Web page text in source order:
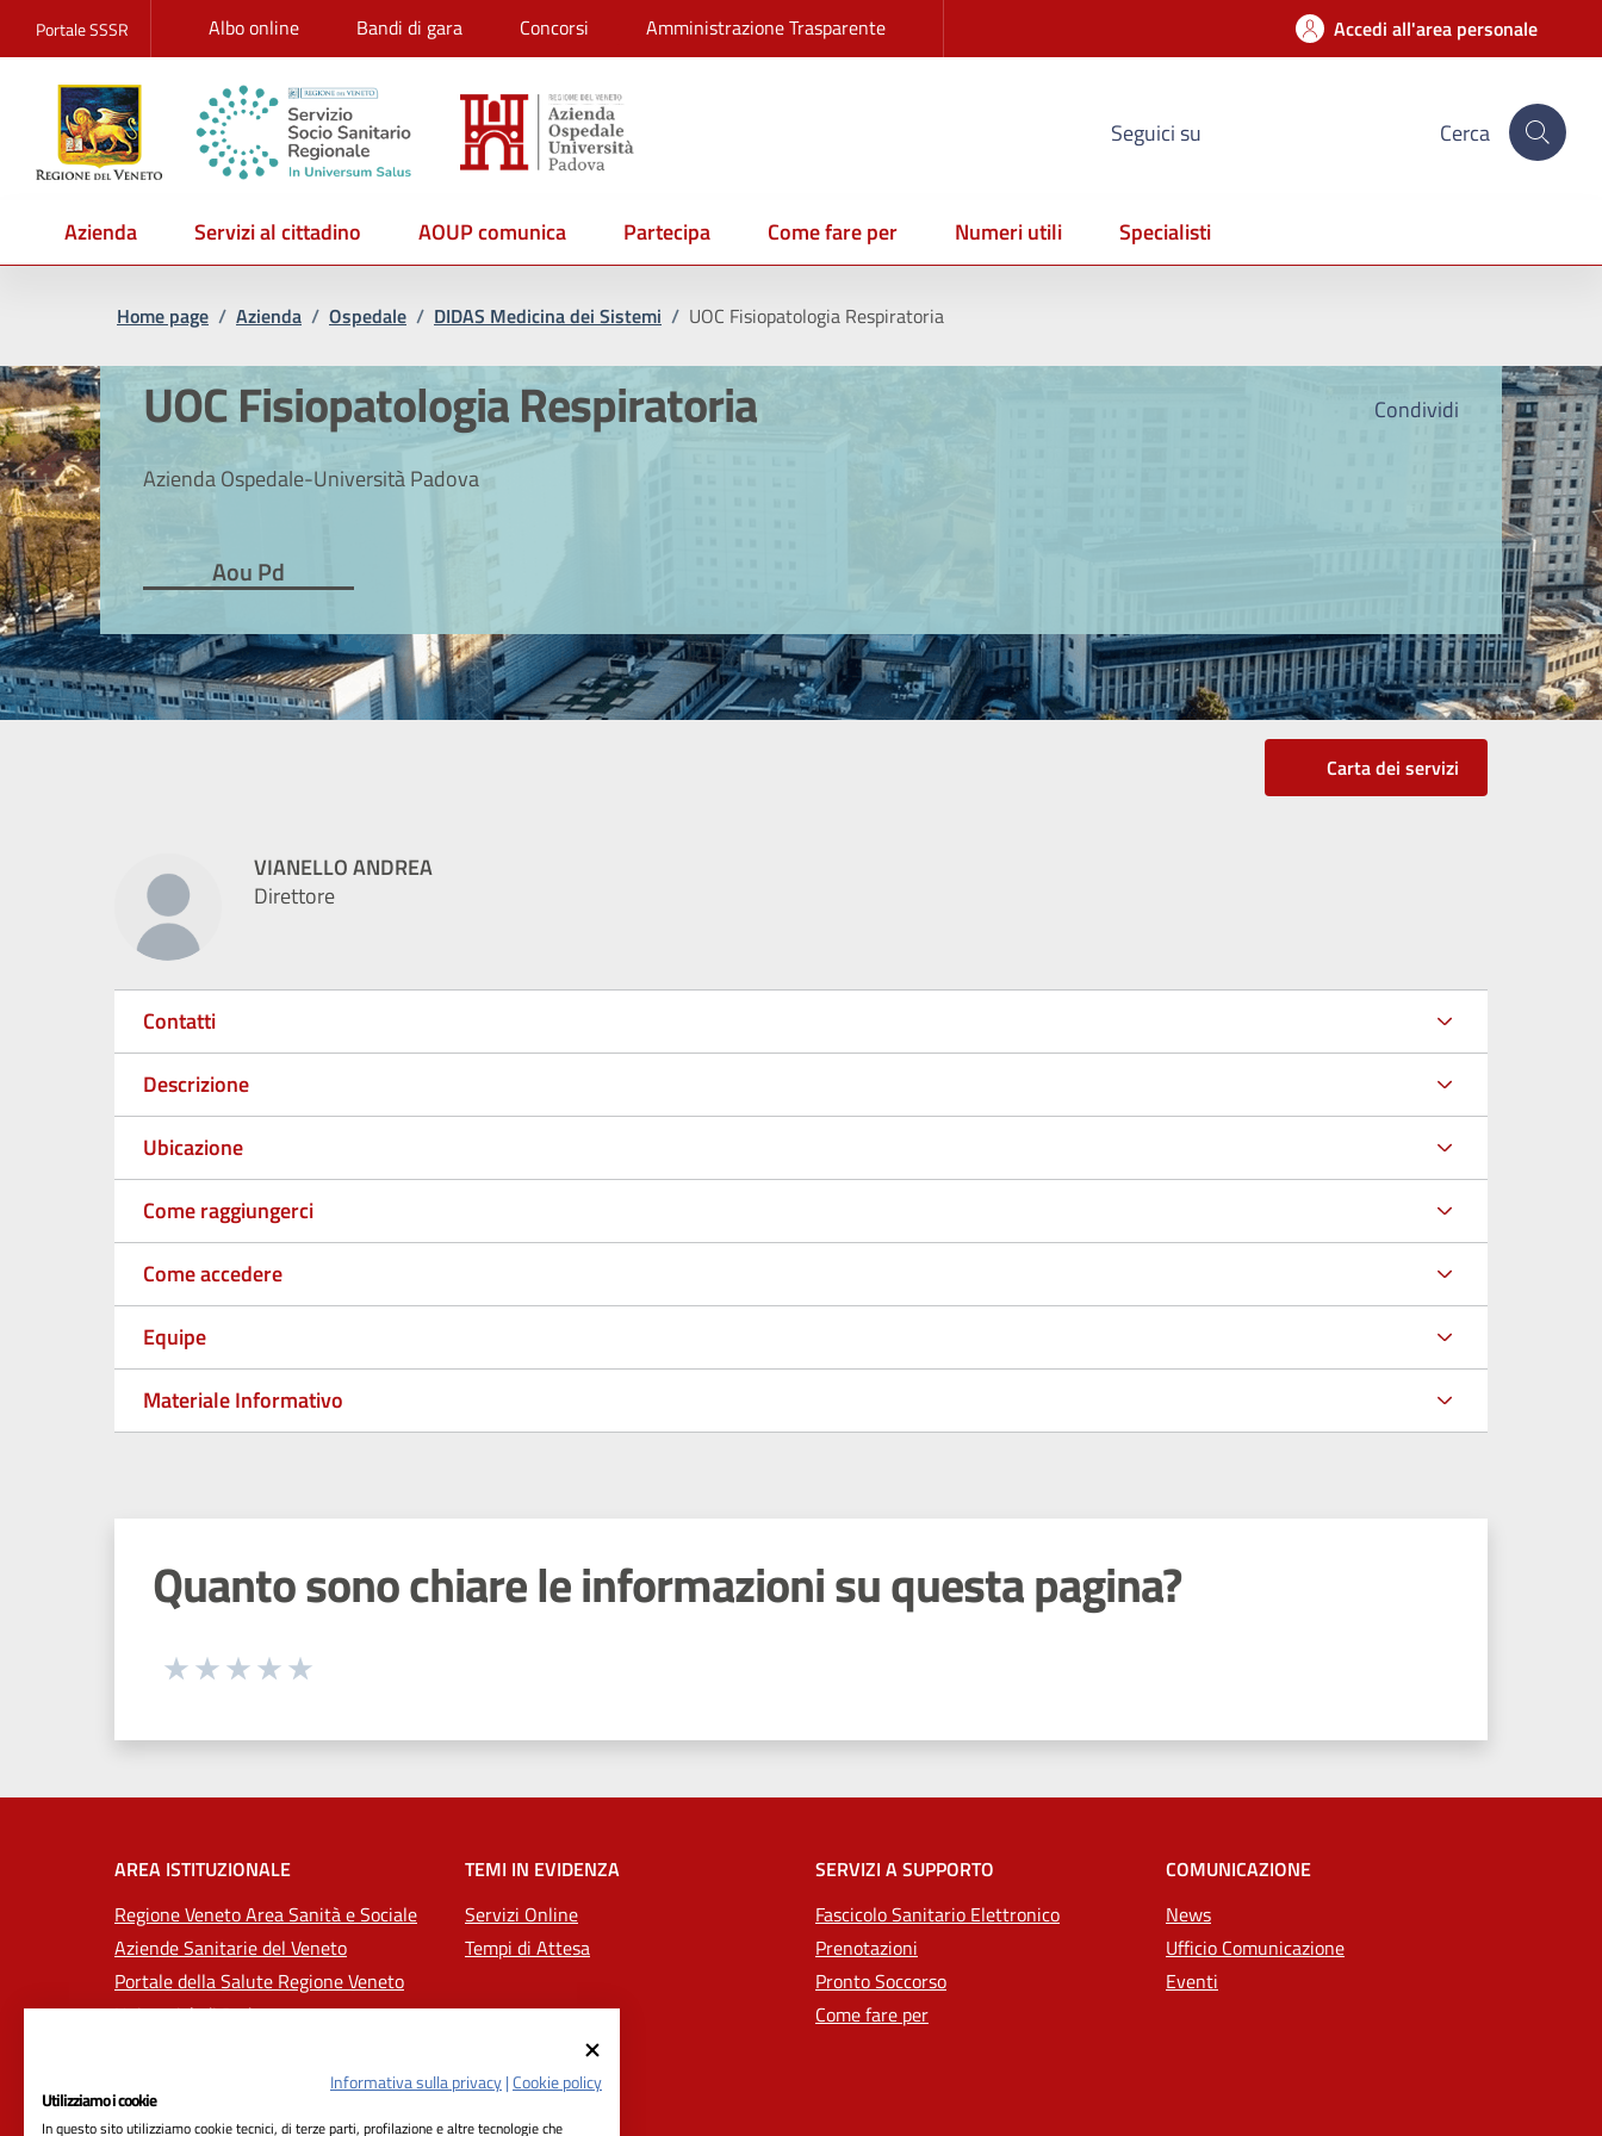
Portale SSSR Albo online Bandi di gara Concorsi Amministrazione Trasparente Accedi all'area personale
Seguici su Cerca
Azienda Servizi al cittadino AOUP comunica Partecipa Come fare per Numeri utili Specialisti
Home page / Azienda / Ospedale / DIDAS Medicina dei Sistemi / UOC Fisiopatologia Respiratoria
Condividi
UOC Fisiopatologia Respiratoria
Azienda Ospedale-Università Padova
Aou Pd
Carta dei servizi
VIANELLO ANDREA
Direttore
Contatti
Descrizione
Ubicazione
Come raggiungerci
Come accedere
Equipe
Materiale Informativo
Quanto sono chiare le informazioni su questa pagina?
Seleziona una valutazione da 1 a 5 stelle
AREA ISTITUZIONALE
Regione Veneto Area Sanità e Sociale
Aziende Sanitarie del Veneto
Portale della Salute Regione Veneto
Università di Padova
TEMI IN EVIDENZA
Servizi Online
Tempi di Attesa
SERVIZI A SUPPORTO
Fascicolo Sanitario Elettronico
Prenotazioni
Pronto Soccorso
Come fare per
COMUNICAZIONE
News
Ufficio Comunicazione
Eventi
Informativa sulla privacy|Cookie policy
Utilizziamo i cookie
In questo sito utilizziamo cookie tecnici, di terze parti, profilazione e altre tecnologie che